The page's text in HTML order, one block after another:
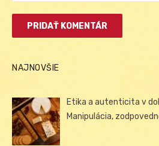
NAJNOVŠIE
Etika a autenticita v
Manipulácia,